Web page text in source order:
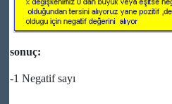
sonuç:
-1 Negatif sayı